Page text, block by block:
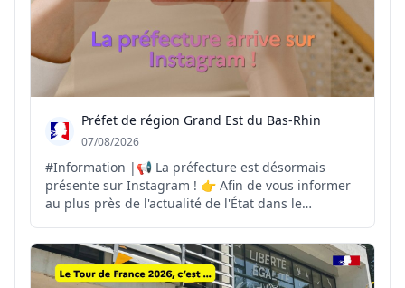
Préfet de région Grand Est du Bas-Rhin
07/08/2026
#Information |📢 La préfecture est désormais
présente sur Instagram ! 👉 Afin de vous informer
au plus près de l'actualité de l'État dans le
compte Instagram. Vous y retrouverez : 🔹 les
principales actualités de la préfecture 🔹 les
actions condui...